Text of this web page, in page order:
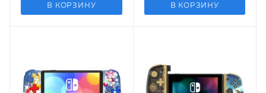
В КОРЗИНУ В КОРЗИНУ